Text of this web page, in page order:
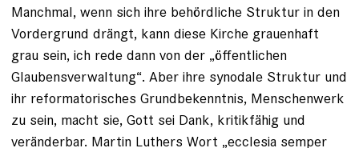
Manchmal, wenn sich ihre behördliche Struktur in den
Vordergrund drängt, kann diese ­Kirche grauenhaft
grau sein, ich rede dann von der „öffentlichen
Glaubensverwaltung“. Aber ihre synodale Struktur und
ihr reformatorisches Grundbekenntnis, Menschenwerk
zu sein, macht sie, Gott sei Dank, kritikfähig und
veränderbar. Martin Luthers Wort „ecclesia semper